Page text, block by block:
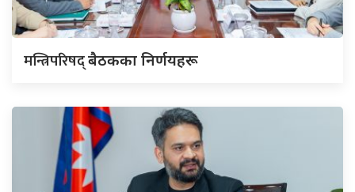
मन्त्रिपरिषद्बैठकका निर्णयहरू